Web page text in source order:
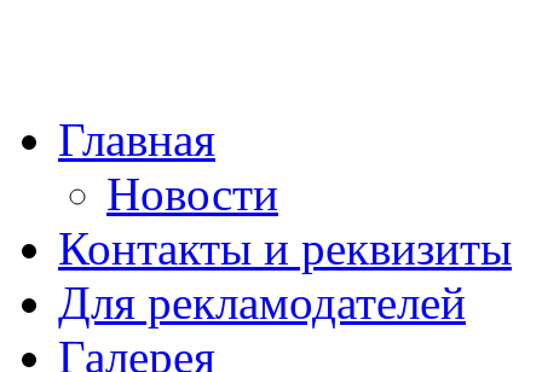
Главная
Новости
Контакты и реквизиты
Для рекламодателей
Галерея